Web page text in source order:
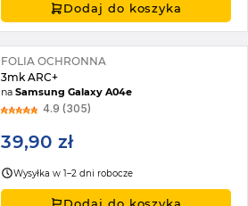
Dodaj do koszyka
FOLIA OCHRONNA
3mk ARC+
naSamsung Galaxy A04e
4.9 (305)
39,90 zł
Wysyłka w 1–2 dni robocze